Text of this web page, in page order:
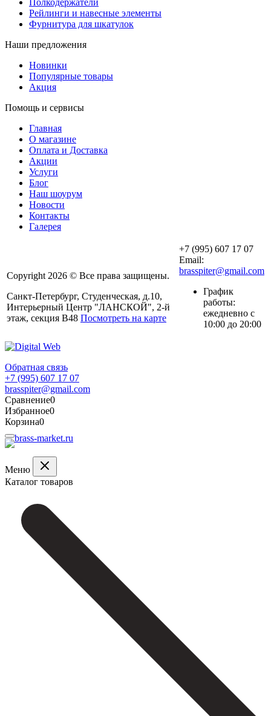
Рейлинги и навесные элементы
Фурнитура для шкатулок
Наши предложения
Новинки
Популярные товары
Акция
Помощь и сервисы
Главная
О магазине
Оплата и Доставка
Акции
Услуги
Блог
Наш шоурум
Новости
Контакты
Галерея
Copyright 2026 © Все права защищены.
Санкт-Петербург, Студенческая, д.10,
Интерьерный Центр "ЛАНСКОЙ", 2-й
этаж, секция В48 Посмотреть на карте
+7 (995) 607 17 07
Email:
brasspiter@gmail.com
График
работы:
ежедневно с
10:00 до 20:00
Обратная связь
+7 (995) 607 17 07
brasspiter@gmail.com
Сравнение0
Избранное0
Корзина0
Меню
Каталог товаров